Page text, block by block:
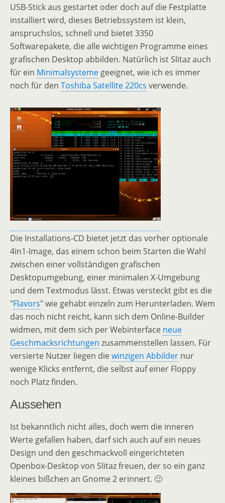
USB-Stick aus gestartet oder doch auf die Festplatte
installiert wird, dieses Betriebssystem ist klein,
anspruchslos, schnell und bietet 3350
Softwarepakete, die alle wichtigen Programme eines
grafischen Desktop abbilden. Natürlich ist Slitaz auch
für ein Minimalsysteme geeignet, wie ich es immer
noch für den Toshiba Satellite 220cs verwende.
Die Installations-CD bietet jetzt das vorher optionale
4in1-Image, das einem schon beim Starten die Wahl
zwischen einer vollständigen grafischen
Desktopumgebung, einer minimalen X-Umgebung
und dem Textmodus lässt. Etwas versteckt gibt es die
"Flavors" wie gehabt einzeln zum Herunterladen. Wem
das noch nicht reicht, kann sich dem Online-Builder
widmen, mit dem sich per Webinterface neue
Geschmacksrichtungen zusammenstellen lassen. Für
versierte Nutzer liegen diewinzigen Abbilder nur
wenige Klicks entfernt, die selbst auf einer Floppy
noch Platz finden.
Aussehen
Ist bekanntlich nicht alles, doch wem die inneren
Werte gefallen haben, darf sich auch auf ein neues
Design und den geschmackvoll eingerichteten
Openbox-Desktop von Slitaz freuen, der so ein ganz
kleines bißchen an Gnome 2 erinnert. 🙂